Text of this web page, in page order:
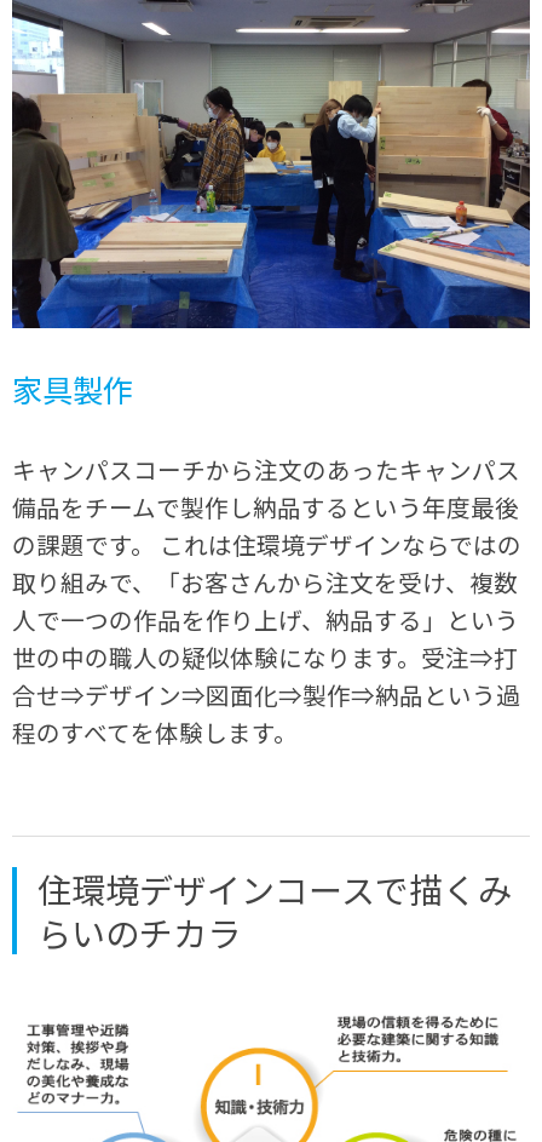
家具製作
キャンパスコーチから注文のあったキャンパス
備品をチームで製作し納品するという年度最後
の課題です。 これは住環境デザインならではの
取り組みで、「お客さんから注文を受け、複数
人で一つの作品を作り上げ、納品する」という
世の中の職人の疑似体験になります。受注⇒打
合せ⇒デザイン⇒図面化⇒製作⇒納品という過
程のすべてを体験します。
住環境デザインコースで描くみ
らいのチカラ